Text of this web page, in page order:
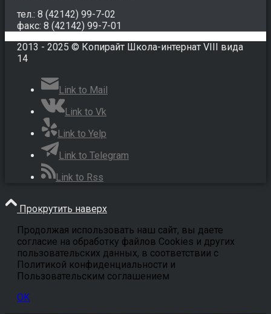
тел.: 8 (42142) 99-7-02
факс: 8 (42142) 99-7-01
2013 - 2025 © Копирайт Школа-интернат VIII вида
14
Link to Mail
Link to Vk
Link to Yelp
Link to Telegram
Link to Rss
Прокрутить наверх
Продолжая использовать наш сайт, вы даете
согласие на обработку файлов Cookies и других
пользовательских данных, в соответствии с
Политикой конфиденциальности и
Пользовательским соглашением
OK